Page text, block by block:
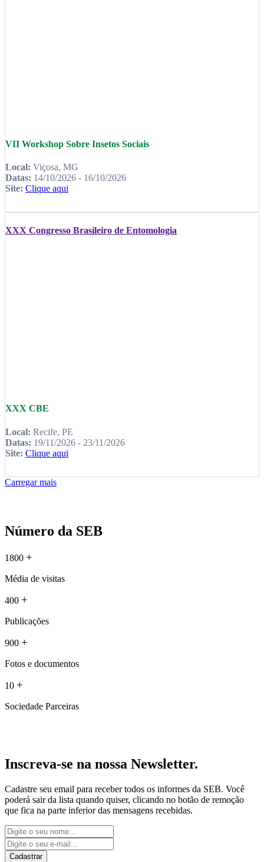
VII Workshop Sobre Insetos Sociais
Local: Viçosa, MG
Datas: 14/10/2026 - 16/10/2026
Site: Clique aqui
XXX Congresso Brasileiro de Entomologia
XXX CBE
Local: Recife, PE
Datas: 19/11/2026 - 23/11/2026
Site: Clique aqui
Carregar mais
Número da SEB
1800 +
Média de visitas
400 +
Publicações
900 +
Fotos e documentos
10 +
Sociedade Parceiras
Inscreva-se na nossa Newsletter.
Cadastre seu email para receber todos os informes da SEB. Você
poderá sair da lista quando quiser, clicando no botão de remoção
que fica na parte inferior das mensagens recebidas.
Cadastrar